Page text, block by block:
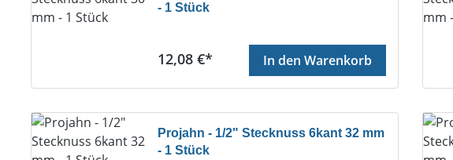
- 1 Stück
Regulärer Preis:
12,08 €* In den Warenkorb
Projahn - 1/2" Stecknuss 6kant 32 mm
- 1 Stück